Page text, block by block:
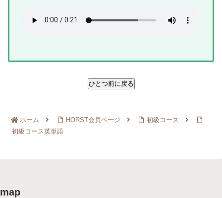
ホーム HORST会員ページ
初級コース
初級コース英単語
map